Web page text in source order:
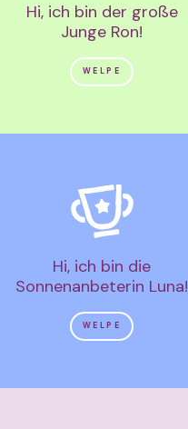
Hi, ich bin der große
Junge Ron!
WELPE
Hi, ich bin die
Sonnenanbeterin Luna!
WELPE